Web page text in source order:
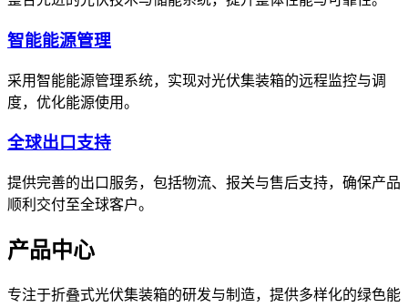
智能能源管理
采用智能能源管理系统，实现对光伏集装箱的远程监控与调
度，优化能源使用。
全球出口支持
提供完善的出口服务，包括物流、报关与售后支持，确保产品
顺利交付至全球客户。
产品中心
专注于折叠式光伏集装箱的研发与制造，提供多样化的绿色能